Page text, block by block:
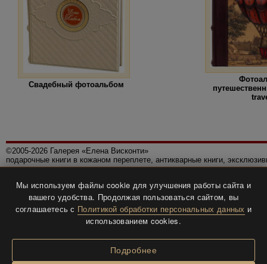
Свадебный фотоальбом
©2005-2026 Галерея «Елена Висконти»
подарочные книги в кожаном переплете, антикварные книги,
Политика конфиденциальности
Все права защищены.
Разработка и дизайнBTV-info.
Мы используем файлы cookie для улучшения работы сайта и
вашего удобства. Продолжая пользоваться сайтом, вы
соглашаетесь с Политикой обработки персональных данных и
использованием cookies.
Подробнее